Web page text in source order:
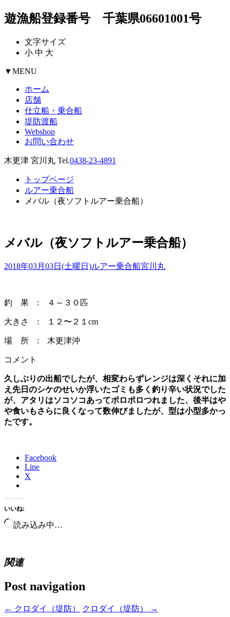
遊漁船登録番号 千葉県06601001号
文字サイズ
小 中 大
▼MENU
ホーム
店舗
仕立船・乗合船
堤防渡船
Webshop
お問い合わせ
木更津 宮川丸 Tel.0438-23-4891
トップページ
ルアー乗合船
メバル（夜ソフトルアー乗合船）
メバル（夜ソフトルアー乗合船）
2018年03月03日(土曜日)ルアー乗合船宮川丸
釣 果 : ４～３０匹
大きさ : １２〜２１cm
場 所 : 木更津沖
コメント
久しぶりの出船でしたが、相変わらずレンジは深くそれに加
え先日のシケのせいか浮いたゴミも多く釣り辛い状況でした
が、アタリはソコソコあってポロポロつれました、後半はや
や食いもさらに良くなって数伸びましたが、型は小型多かっ
たです。
Facebook
Line
X
いいね:
読み込み中…
関連
Post navigation
← クロダイ（堤防） クロダイ（堤防） →